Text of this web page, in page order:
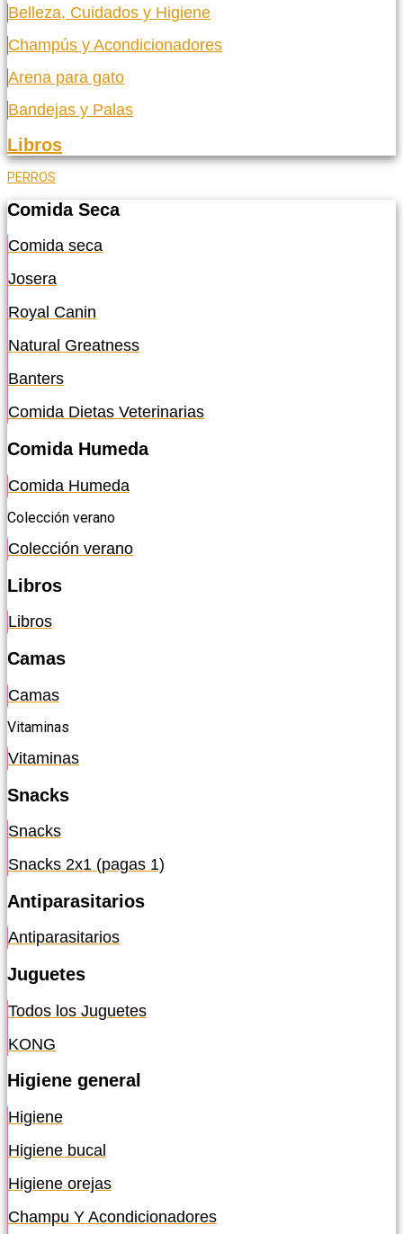
Belleza, Cuidados y Higiene
Champús y Acondicionadores
Arena para gato
Bandejas y Palas
Libros
PERROS
Comida Seca
Comida seca
Josera
Royal Canin
Natural Greatness
Banters
Comida Dietas Veterinarias
Comida Humeda
Comida Humeda
Colección verano
Colección verano
Libros
Libros
Camas
Camas
Vitaminas
Vitaminas
Snacks
Snacks
Snacks 2x1 (pagas 1)
Antiparasitarios
Antiparasitarios
Juguetes
Todos los Juguetes
KONG
Higiene general
Higiene
Higiene bucal
Higiene orejas
Champu Y Acondicionadores